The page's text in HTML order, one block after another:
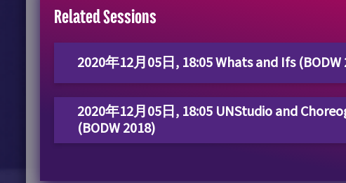
Related Sessions
2020年12月05日, 18:05 Whats and Ifs (BODW
2020年12月05日, 18:05 UNStudio and
(BODW 2018)